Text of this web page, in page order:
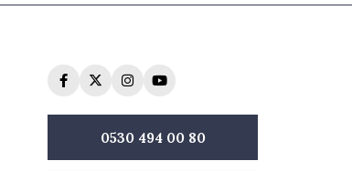
0530 494 00 80